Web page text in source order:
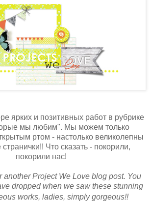
ярких и позитивных работ в рубрике
мы любим". Мы можем только
ртом - настолько великолепны
Что сказать - покорили,
покорили нас!
another Project We Love blog post. You
dropped when we saw these stunning
works, ladies, simply gorgeous!!